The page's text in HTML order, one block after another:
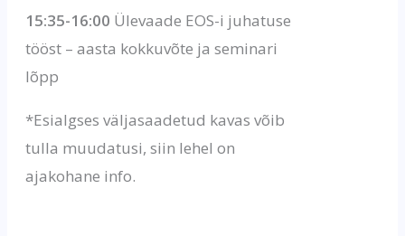
15:35-16:00 Ülevaade EOS-i juhatuse
tööst – aasta kokkuvõte ja seminari
lõpp
*Esialgses väljasaadetud kavas võib
tulla muudatusi, siin lehel on
ajakohane info.